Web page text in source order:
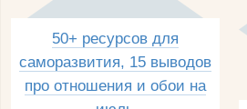
50+ ресурсов для
саморазвития, 15 выводов
про отношения и обои на